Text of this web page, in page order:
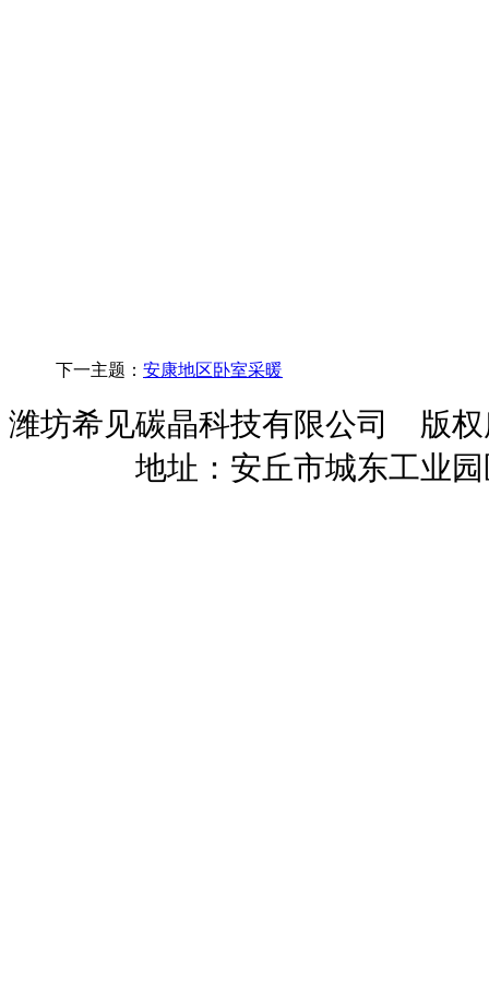
下一主题： 安康地区卧室采暖
潍坊希见碳晶科技有限公司
地址：安丘市城东工业